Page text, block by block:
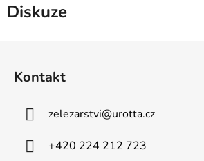
Diskuze
Kontakt
zelezarstvi@urotta.cz
+420 224 212 723